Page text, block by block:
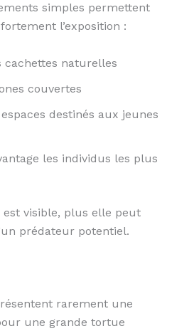
simples permettent
l’exposition :
naturelles
couvertes
destinés aux jeunes
les individus les plus
visible, plus elle peut
prédateur potentiel.
rarement une
une grande tortue